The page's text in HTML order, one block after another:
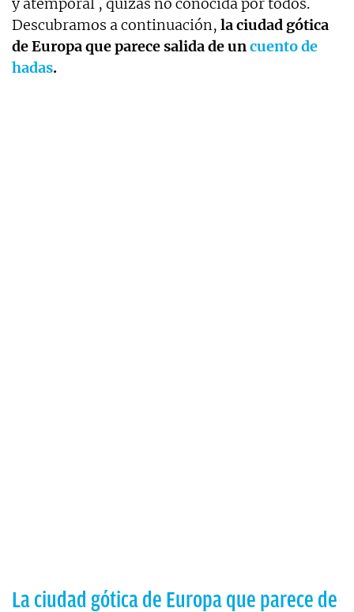
y atemporal , quizás no conocida por todos.
Descubramos a continuación, la ciudad gótica
de Europa que parece salida de uncuento de
hadas.
La ciudad gótica de Europa que parece de